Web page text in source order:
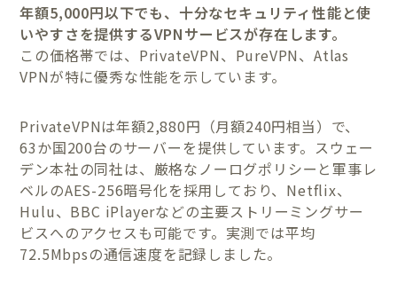
年額5,000円以下でも、十分なセキュリティ性能と使
いやすさを提供するVPNサービスが存在します。
この価格帯では、PrivateVPN、PureVPN、Atlas
VPNが特に優秀な性能を示しています。
PrivateVPNは年額2,880円（月額240円相当）で、
63か国200台のサーバーを提供しています。スウェー
デン本社の同社は、厳格なノーログポリシーと軍事レ
ベルのAES-256暗号化を採用しており、Netflix、
Hulu、BBC iPlayerなどの主要ストリーミングサー
ビスへのアクセスも可能です。実測では平均
72.5Mbpsの通信速度を記録しました。